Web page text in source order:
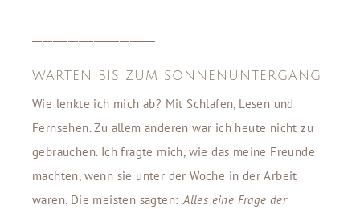
WARTEN BIS ZUM SONNENUNTERGANG
Wie lenkte ich mich ab? Mit Schlafen, Lesen und
Fernsehen. Zu allem anderen war ich heute nicht zu
gebrauchen. Ich fragte mich, wie das meine Freunde
machten, wenn sie unter der Woche in der Arbeit
waren. Die meisten sagten: ‚Alles eine Frage der